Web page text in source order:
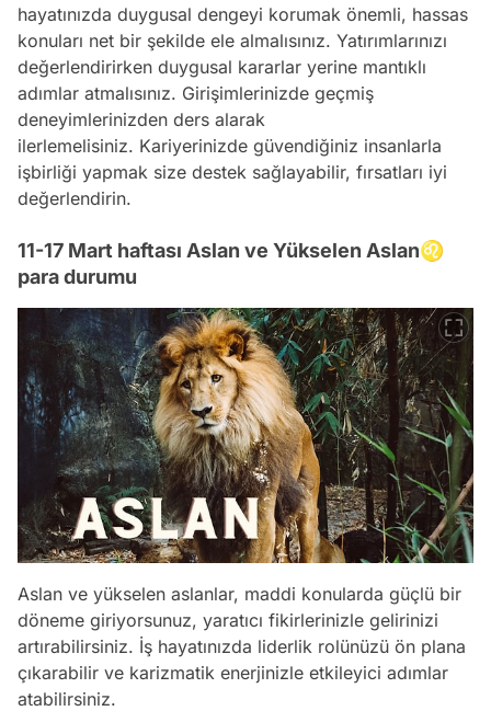
hayatınızda duygusal dengeyi korumak önemli, hassas
konuları net bir şekilde ele almalısınız. Yatırımlarınızı
değerlendirirken duygusal kararlar yerine mantıklı
adımlar atmalısınız. Girişimlerinizde geçmiş
deneyimlerinizden ders alarak
ilerlemelisiniz. Kariyerinizde güvendiğiniz insanlarla
işbirliği yapmak size destek sağlayabilir, fırsatları iyi
değerlendirin.
11-17 Mart haftası Aslan ve Yükselen Aslan♌
para durumu
Aslan ve yükselen aslanlar, maddi konularda güçlü bir
döneme giriyorsunuz, yaratıcı fikirlerinizle gelirinizi
artırabilirsiniz. İş hayatınızda liderlik rolünüzü ön plana
çıkarabilir ve karizmatik enerjinizle etkileyici adımlar
atabilirsiniz.